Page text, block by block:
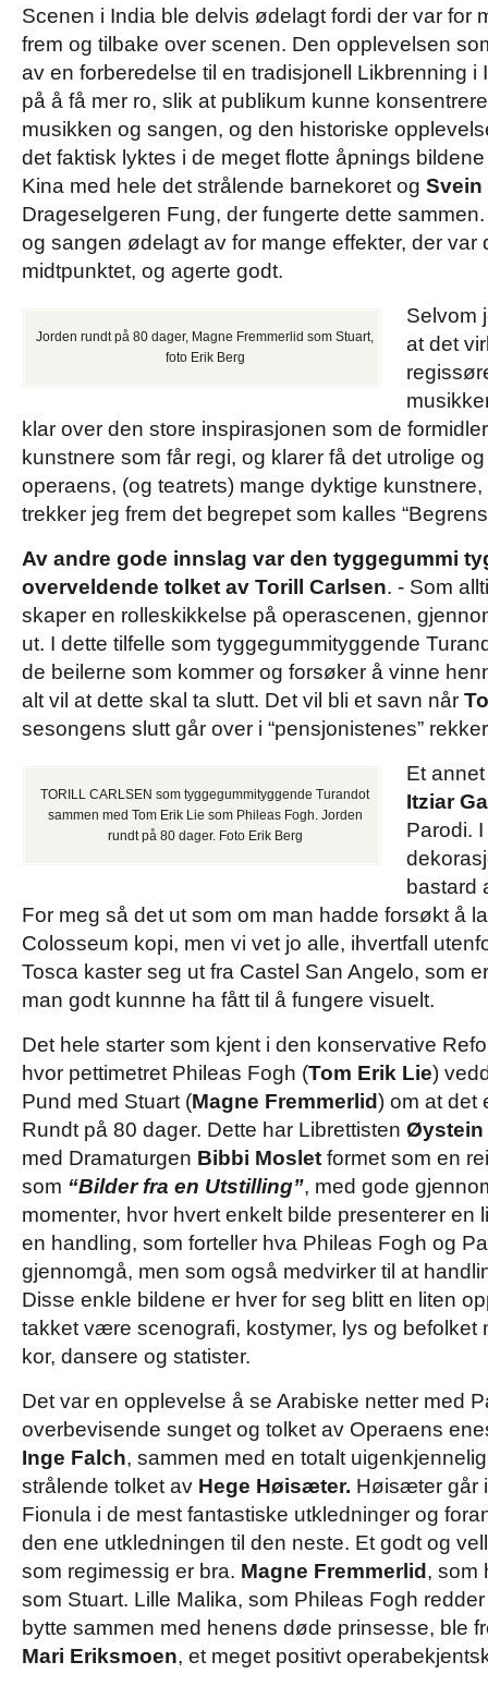
Scenen i India ble delvis ødelagt fordi der var for
frem og tilbake over scenen. Den opplevelsen
av en forberedelse til en tradisjonell Likbrenning i
på å få mer ro, slik at publikum kunne
musikken og sangen, og den historiske
det faktisk lyktes i de meget flotte åpnings
Kina med hele det strålende barnekoret og Svein
Drageselgeren Fung, der fungerte dette
og sangen ødelagt av for mange effekter, der var
midtpunktet, og agerte godt.
Jorden rundt på 80 dager, Magne Fremmerlid som Stuart,
foto Erik Berg
Selvom
at det
klar over den store inspirasjonen som de
kunstnere som får regi, og klarer få det utrolige
operaens, (og teatrets) mange dyktige kunstnere,
trekker jeg frem det begrepet som kalles
Av andre gode innslag var den tyggegummi
overveldende tolket av Torill Carlsen. - Som
skaper en rolleskikkelse på operascenen,
ut. I dette tilfelle som tyggegummityggende
de beilerne som kommer og forsøker å vinne
alt vil at dette skal ta slutt. Det vil bli et savn når
sesongens slutt går over i “pensjonistenes”
TORILL CARLSEN som tyggegummityggende Turandot
sammen med Tom Erik Lie som Phileas Fogh. Jorden
rundt på 80 dager. Foto Erik Berg
Et
Itziar
Parodi.
bastard
For meg så det ut som om man hadde forsøkt å
Colosseum kopi, men vi vet jo alle, ihvertfall
Tosca kaster seg ut fra Castel San Angelo, som
man godt kunnne ha fått til å fungere visuelt.
Det hele starter som kjent i den konservative
hvor pettimetret Phileas Fogh (Tom Erik Lie)
Pund med Stuart (Magne Fremmerlid) om at det
Rundt på 80 dager. Dette har Librettisten Øystein
med Dramaturgen Bibbi Moslet formet som en
som “Bilder fra en Utstilling”, med gode
momenter, hvor hvert enkelt bilde presenterer en
en handling, som forteller hva Phileas Fogh og
gjennomgå, men som også medvirker til at
Disse enkle bildene er hver for seg blitt en liten
takket være scenografi, kostymer, lys og befolket
kor, dansere og statister.
Det var en opplevelse å se Arabiske netter med
overbevisende sunget og tolket av Operaens
Inge Falch, sammen med en totalt
strålende tolket av Hege Høisæter. Høisæter går
Fionula i de mest fantastiske utkledninger og
den ene utkledningen til den neste. Et godt og
som regimessig er bra. Magne Fremmerlid , som
som Stuart. Lille Malika, som Phileas Fogh
bytte sammen med henens døde prinsesse, ble
Mari Eriksmoen, et meget positivt